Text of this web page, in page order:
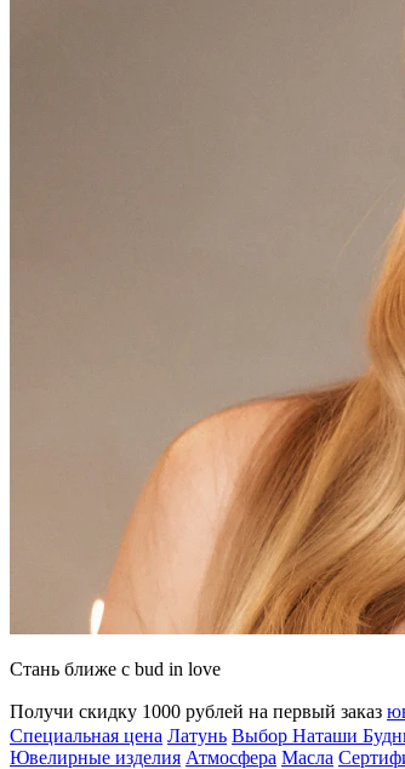
Стань ближе с bud in love
Получи скидку 1000 рублей на первый заказ
Специальная цена Латунь Выбор Наташи
Ювелирные изделия Атмосфера Масла